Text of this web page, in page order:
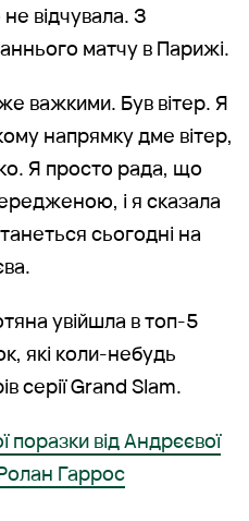
не відчувала. З
матчу в Парижі.
важкими. Був вітер. Я
напрямку дме вітер,
Я просто рада, що
і я сказала
сьогодні на
увійшла в топ-5
які коли-небудь
серії Grand Slam.
від Андрєєвої
Гаррос